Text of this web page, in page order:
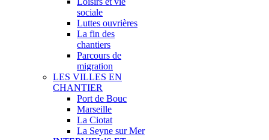
sociale
Luttes ouvrières
La fin des
chantiers
Parcours de
migration
LES VILLES EN
CHANTIER
Port de Bouc
Marseille
La Ciotat
La Seyne sur Mer